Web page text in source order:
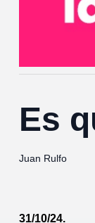
Es
Juan Rulfo
31/10/24.